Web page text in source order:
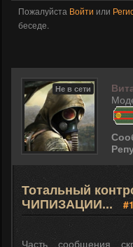
Пожалуйста Войти или
беседе.
Не в сети
Тотальный
ЧИПИЗАЦИИ...
Часть сообщения